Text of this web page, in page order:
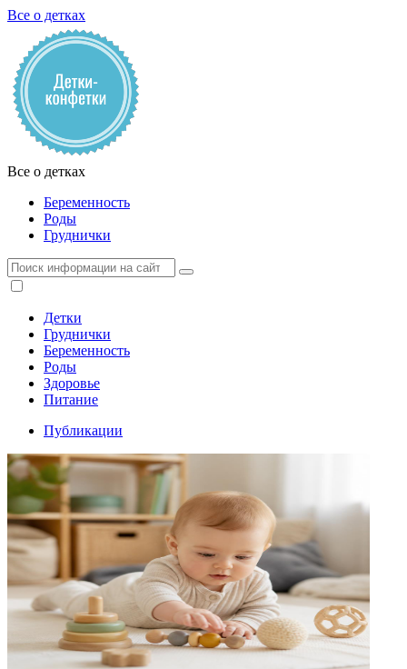
Все о детках
Все о детках
Беременность
Роды
Груднички
Детки
Груднички
Беременность
Роды
Здоровье
Питание
Публикации